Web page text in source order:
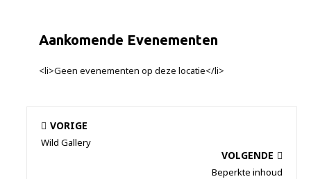
Aankomende Evenementen
<li>Geen evenementen op deze locatie</li>
VORIGE
Wild Gallery
VOLGENDE
Beperkte inhoud